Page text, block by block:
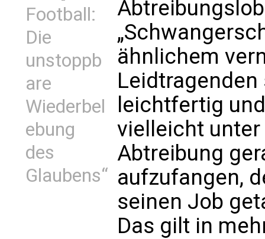
Football:
Die
unstoppb
are
Wiederbel
ebung
des
Glaubens“
ähnlichem
Leidtragenden
leichtfertig
vielleicht
Abtreibung
aufzufangen,
seinen Job
Das gilt in